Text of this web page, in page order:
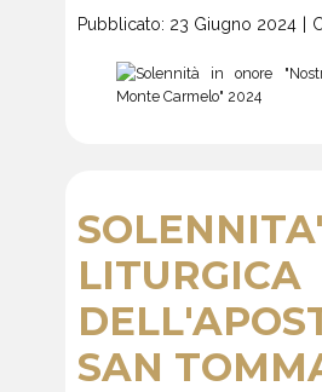
Pubblicato: 23 Giugno 2024
SOLENNITA'
LITURGICA
SAN